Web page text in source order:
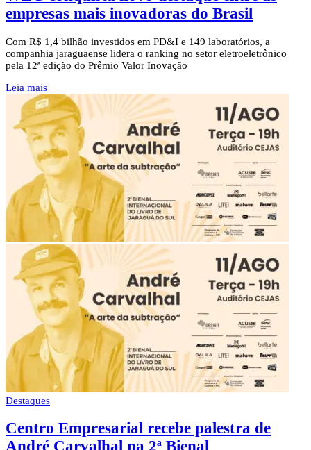
empresas mais inovadoras do Brasil
Com R$ 1,4 bilhão investidos em PD&I e 149 laboratórios, a
companhia jaraguaense lidera o ranking no setor eletroeletrônico
pela 12ª edição do Prêmio Valor Inovação
Leia mais
Destaques
Centro Empresarial recebe palestra de
André Carvalhal na 2ª Bienal